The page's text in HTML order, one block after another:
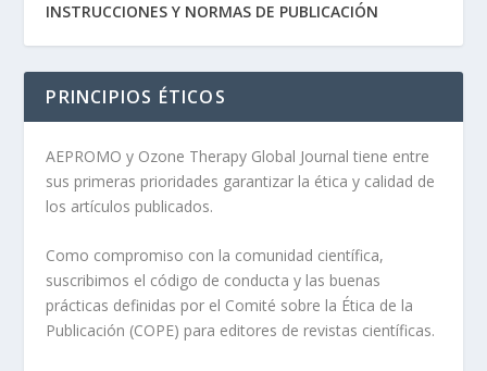
INSTRUCCIONES Y NORMAS DE PUBLICACIÓN
PRINCIPIOS ÉTICOS
AEPROMO y Ozone Therapy Global Journal tiene entre
sus primeras prioridades garantizar la ética y calidad de
los artículos publicados.
Como compromiso con la comunidad científica,
suscribimos el código de conducta y las buenas
prácticas definidas por el Comité sobre la Ética de la
Publicación (COPE) para editores de revistas científicas.